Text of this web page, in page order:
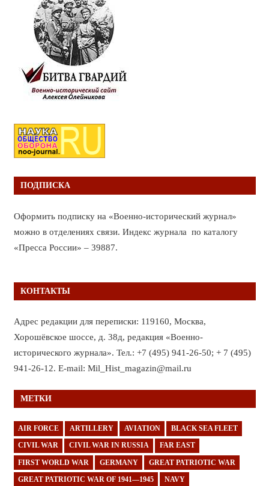
ПОДПИСКА
Оформить подписку на «Военно-исторический журнал»
можно в отделениях связи. Индекс журнала по каталогу
«Пресса России» – 39887.
КОНТАКТЫ
Адрес редакции для переписки: 119160, Москва,
Хорошёвское шоссе, д. 38д, редакция «Военно-
исторического журнала». Тел.: +7 (495) 941-26-50; + 7 (495)
941-26-12. E-mail: Mil_Hist_magazin@mail.ru
МЕТКИ
AIR FORCE ARTILLERY AVIATION BLACK SEA FLEET
CIVIL WAR CIVIL WAR IN RUSSIA FAR EAST
FIRST WORLD WAR GERMANY GREAT PATRIOTIC WAR
GREAT PATRIOTIC WAR OF 1941—1945 NAVY